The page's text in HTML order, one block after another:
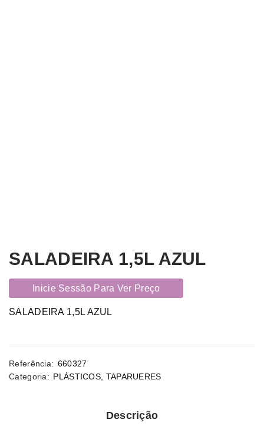
SALADEIRA 1,5L AZUL
Inicie Sessão Para Ver Preço
SALADEIRA 1,5L AZUL
Referência: 660327
Categoria: PLÁSTICOS TAPARUERES
Descrição